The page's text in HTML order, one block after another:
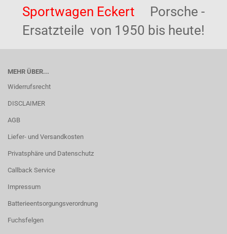
Sportwagen Eckert Porsche -
Ersatzteile von 1950 bis heute!
MEHR ÜBER...
Widerrufsrecht
DISCLAIMER
AGB
Liefer- und Versandkosten
Privatsphäre und Datenschutz
Callback Service
Impressum
Batterieentsorgungsverordnung
Fuchsfelgen